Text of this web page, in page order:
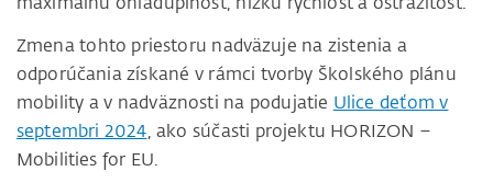
Zmena tohto priestoru nadväzuje na zistenia a
odporúčania získané v rámci tvorby Školského plánu
mobility a v nadväznosti na podujatie Ulice deťom v
septembri 2024 , ako súčasti projektu HORIZON –
Mobilities for EU.